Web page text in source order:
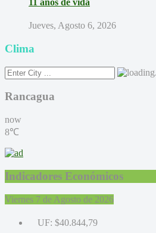
11 años de vida
Jueves, Agosto 6, 2026
Clima
Rancagua
now
8℃
Indicadores Económicos
Viernes 7 de Agosto de 2026
UF: $40.844,79